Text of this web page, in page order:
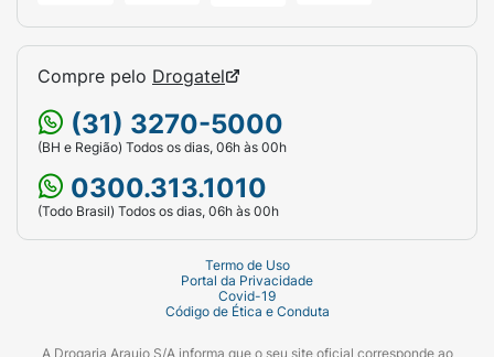
Compre pelo Drogatel
(31) 3270-5000
(BH e Região) Todos os dias, 06h às 00h
0300.313.1010
(Todo Brasil) Todos os dias, 06h às 00h
Termo de Uso
Portal da Privacidade
Covid-19
Código de Ética e Conduta
A Drogaria Araujo S/A informa que o seu site oficial corresponde ao